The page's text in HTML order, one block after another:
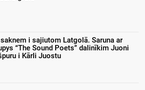
i sajiutom Latgolā. Saruna ar
“The Sound Poets” dalinīkim Juoni
i Kārli Juostu